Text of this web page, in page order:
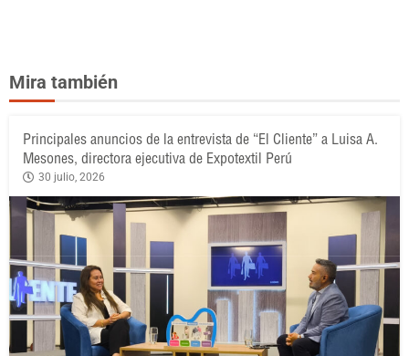
Mira también
Principales anuncios de la entrevista de “El Cliente” a Luisa A.
Mesones, directora ejecutiva de Expotextil Perú
30 julio, 2026